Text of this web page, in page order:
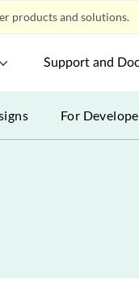
products and solutions.
Support and
For